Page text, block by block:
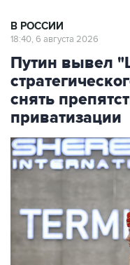
В РОССИИ
18:40, 6 августа 2026
Путин вывел
снять
приватизации